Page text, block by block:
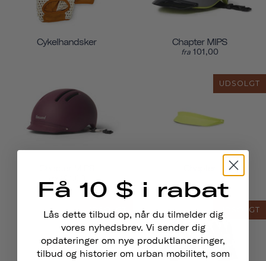
Cykelhandsker Chapter MIPS
fra 101,00
UDSOLGT
UDSOLGT UDSOLGT
Få 10 $ i rabat
Lås dette tilbud op, når du tilmelder dig
vores nyhedsbrev. Vi sender dig
opdateringer om nye produktlanceringer,
tilbud og historier om urban mobilitet, som